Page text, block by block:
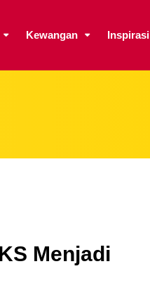
Kewangan Inspirasi
Menjadi